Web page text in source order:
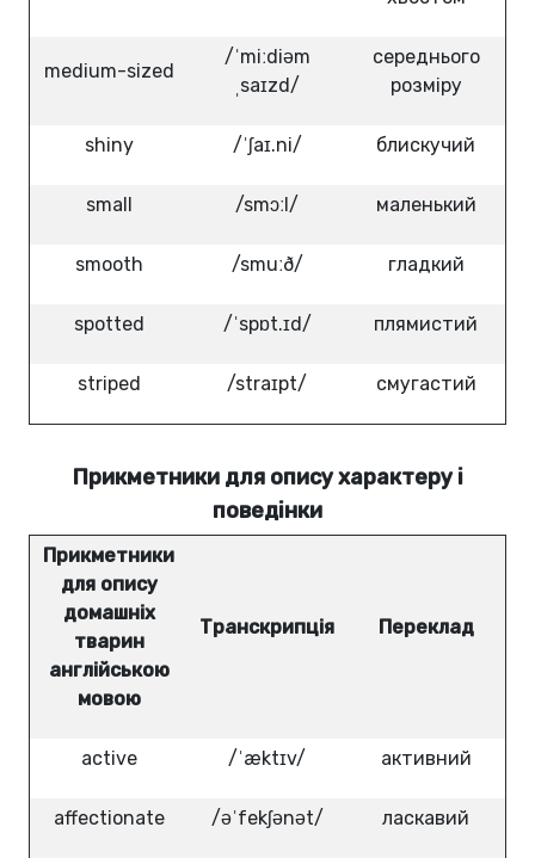
medium-sized
/ˈmiːdiəm
ˌsaɪzd/
середнього
розміру
shiny /ˈʃaɪ.ni/ блискучий
small /smɔːl/ маленький
smooth /smuːð/ гладкий
spotted /ˈspɒt.ɪd/ плямистий
striped /straɪpt/ смугастий
Прикметники для опису характеру і
поведінки
Прикметники
для опису
домашніх
тварин
англійською
мовою
Транскрипція Переклад
active /ˈæktɪv/ активний
affectionate /əˈfekʃənət/ ласкавий